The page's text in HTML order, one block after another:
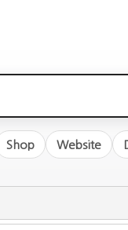
Shop Website